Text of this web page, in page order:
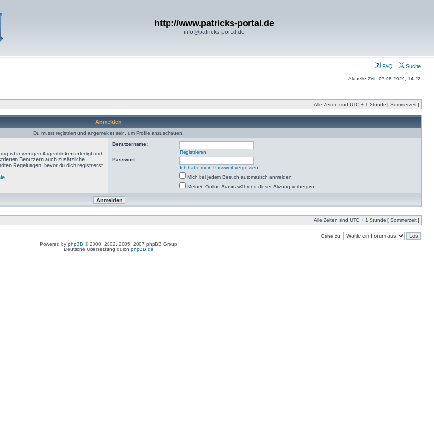
http://www.patricks-portal.de
info@patricks-portal.de
FAQ Suche
Aktuelle Zeit: 07.08.2026, 14:22
Alle Zeiten sind UTC + 1 Stunde [ Sommerzeit ]
Anmelden
Du musst registriert und angemeldet sein, um Profile anzuschauen.
ist in wenigen Augenblicken erledigt und
Benutzern auch zusätzliche
Regelungen, bevor du dich registrierst.
Benutzername:
Registrieren
Passwort:
Ich habe mein Passwort vergessen
Mich bei jedem Besuch automatisch anmelden
Meinen Online-Status während dieser Sitzung verbergen
Alle Zeiten sind UTC + 1 Stunde [ Sommerzeit ]
Gehe zu:
Powered by phpBB © 2000, 2002, 2005, 2007 phpBB Group
Deutsche Übersetzung durch phpBB.de